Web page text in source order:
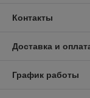
Контакты
Доставка и
График работы